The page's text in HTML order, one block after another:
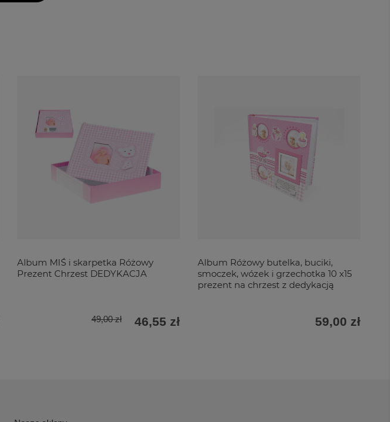
Album MIŚ i skarpetka Różowy
Prezent Chrzest DEDYKACJA
49,00 zł 46,55 zł
Album Różowy butelka, buciki,
smoczek, wózek i grzechotka 10 x15
prezent na chrzest z dedykacją
59,00 zł